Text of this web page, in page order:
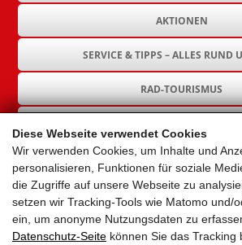
Diese Webseite verwendet Cookies
Wir verwenden Cookies, um Inhalte und
personalisieren, Funktionen für soziale
die Zugriffe auf unsere Webseite zu
setzen wir Tracking-Tools wie Matomo und/
ein, um anonyme Nutzungsdaten zu
Datenschutz-Seite können Sie das Tracking
AKTIONEN
SERVICE & TIPPS – ALLES RUND
RAD-TOURISMUS
GEMEINDEN
AKTUELLES
PARTNER